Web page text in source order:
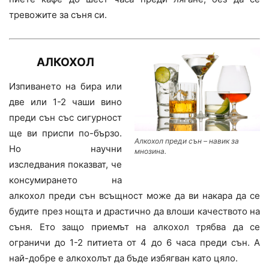
тревожите за съня си.
Алкохол преди сън – навик за
мнозина.
АЛКОХОЛ
Изпиването на бира или
две или 1-2 чаши вино
преди сън със сигурност
ще ви приспи по-бързо.
Но научни
изследвания показват, че
консумирането на
алкохол преди сън всъщност може да ви накара да се
будите през нощта и драстично да влоши качеството на
съня. Ето защо приемът на алкохол трябва да се
ограничи до 1-2 питиета от 4 до 6 часа преди сън. А
най-добре е алкохолът да бъде избягван като цяло.